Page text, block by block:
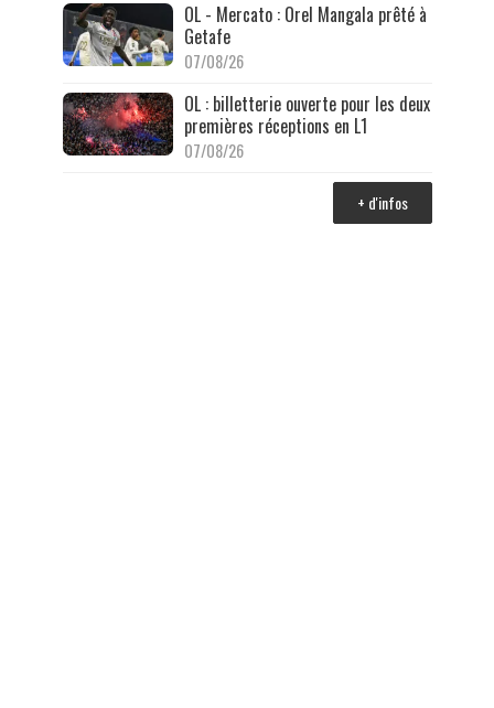
OL - Mercato : Orel Mangala prêté à
Getafe
07/08/26
OL : billetterie ouverte pour les deux
premières réceptions en L1
07/08/26
+ d'infos